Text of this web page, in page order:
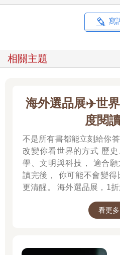
寫
相關主題
海外選品展✈️世
度閱
不是所有書都能立刻給你
改變你看世界的方式 歷史、哲學、政治、心理
學、文明與科技， 適合願
讀完後， 你可能不會變
更清醒。 海外選品展，1折起 限量空運商品，先
看更多